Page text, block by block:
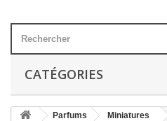
CATÉGORIES
Parfums Miniatures